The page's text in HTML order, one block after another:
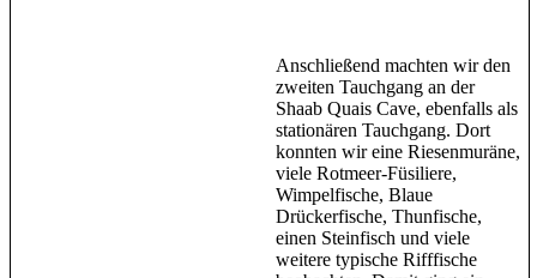
Anschließend machten wir den
zweiten Tauchgang an der
Shaab Quais Cave, ebenfalls als
stationären Tauchgang. Dort
konnten wir eine Riesenmuräne,
viele Rotmeer-Füsiliere,
Wimpelfische, Blaue
Drückerfische, Thunfische,
einen Steinfisch und viele
weitere typische Rifffische